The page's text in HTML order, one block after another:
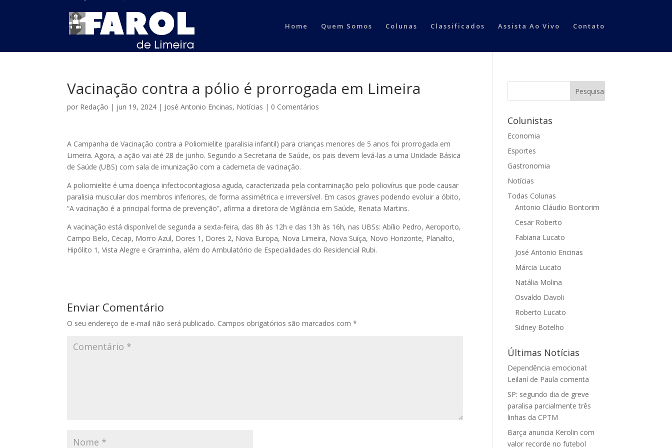
Home Quem Somos Colunas Classificados Assista Ao Vivo Contato
Vacinação contra a pólio é prorrogada em Limeira
por Redação | jun 19, 2024 | José Antonio Encinas, Notícias | 0 Comentários
A Campanha de Vacinação contra a Poliomielite (paralisia infantil) para crianças menores de 5 anos foi prorrogada em
Limeira. Agora, a ação vai até 28 de junho. Segundo a Secretaria de Saúde, os pais devem levá-las a uma Unidade Básica
de Saúde (UBS) com sala de imunização com a caderneta de vacinação.
A poliomielite é uma doença infectocontagiosa aguda, caracterizada pela contaminação pelo poliovírus que pode causar
paralisia muscular dos membros inferiores, de forma assimétrica e irreversível. Em casos graves podendo evoluir a óbito,
“A vacinação é a principal forma de prevenção”, afirma a diretora de Vigilância em Saúde, Renata Martins.
A vacinação está disponível de segunda a sexta-feira, das 8h às 12h e das 13h às 16h, nas UBSs: Abílio Pedro, Aeroporto,
Campo Belo, Cecap, Morro Azul, Dores 1, Dores 2, Nova Europa, Nova Limeira, Nova Suíça, Novo Horizonte, Planalto,
Hipólito 1, Vista Alegre e Graminha, além do Ambulatório de Especialidades do Residencial Rubi.
Enviar Comentário
O seu endereço de e-mail não será publicado. Campos obrigatórios são marcados com*
Colunistas
Economia
Esportes
Gastronomia
Notícias
Todas Colunas
Antonio Cláudio Bontorim
Cesar Roberto
Fabiana Lucato
José Antonio Encinas
Márcia Lucato
Natália Molina
Osvaldo Davoli
Roberto Lucato
Sidney Botelho
Últimas Notícias
Dependência emocional:
Leilaní de Paula comenta
SP: segundo dia de greve
paralisa parcialmente três
linhas da CPTM
Barça anuncia Kerolin com
valor recorde no futebol